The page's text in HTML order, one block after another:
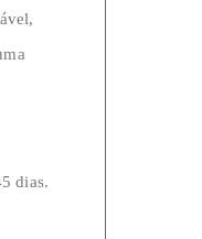
dias.